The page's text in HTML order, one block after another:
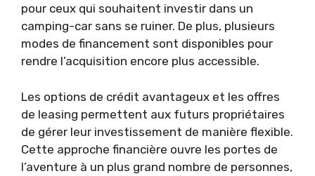
pour ceux qui souhaitent investir dans un
camping-car sans se ruiner. De plus, plusieurs
modes de financement sont disponibles pour
rendre l’acquisition encore plus accessible.
Les options de crédit avantageux et les offres
de leasing permettent aux futurs propriétaires
de gérer leur investissement de manière flexible.
Cette approche financière ouvre les portes de
l’aventure à un plus grand nombre de personnes,